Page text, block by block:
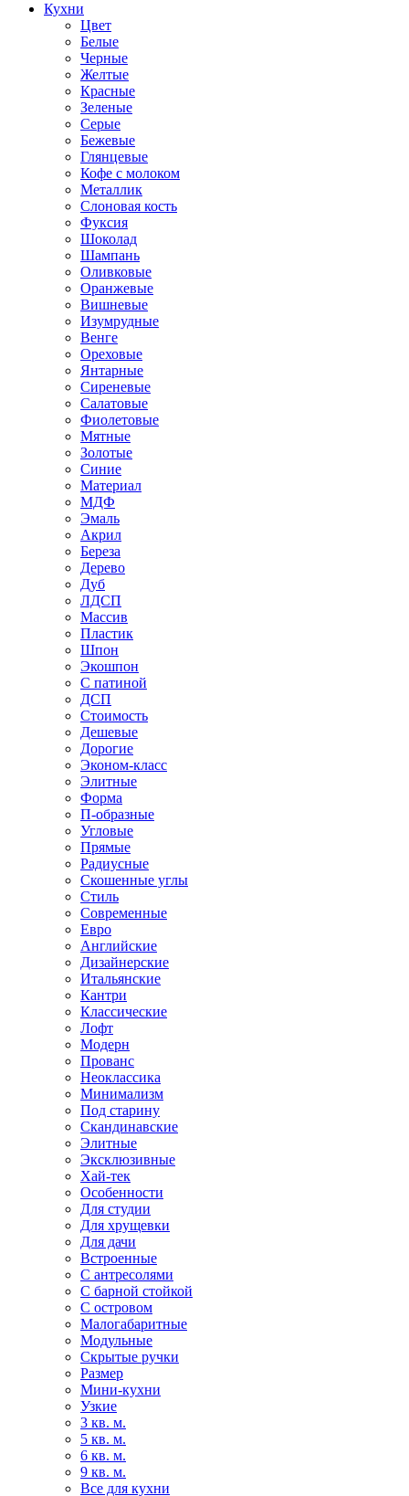
Кухни
Цвет
Белые
Черные
Желтые
Красные
Зеленые
Серые
Бежевые
Глянцевые
Кофе с молоком
Металлик
Слоновая кость
Фуксия
Шоколад
Шампань
Оливковые
Оранжевые
Вишневые
Изумрудные
Венге
Ореховые
Янтарные
Сиреневые
Салатовые
Фиолетовые
Мятные
Золотые
Синие
Материал
МДФ
Эмаль
Акрил
Береза
Дерево
Дуб
ЛДСП
Массив
Пластик
Шпон
Экошпон
С патиной
ДСП
Стоимость
Дешевые
Дорогие
Эконом-класс
Элитные
Форма
П-образные
Угловые
Прямые
Радиусные
Скошенные углы
Стиль
Современные
Евро
Английские
Дизайнерские
Итальянские
Кантри
Классические
Лофт
Модерн
Прованс
Неоклассика
Минимализм
Под старину
Скандинавские
Элитные
Эксклюзивные
Хай-тек
Особенности
Для студии
Для хрущевки
Для дачи
Встроенные
С антресолями
С барной стойкой
С островом
Малогабаритные
Модульные
Скрытые ручки
Размер
Мини-кухни
Узкие
3 кв. м.
5 кв. м.
6 кв. м.
9 кв. м.
Все для кухни